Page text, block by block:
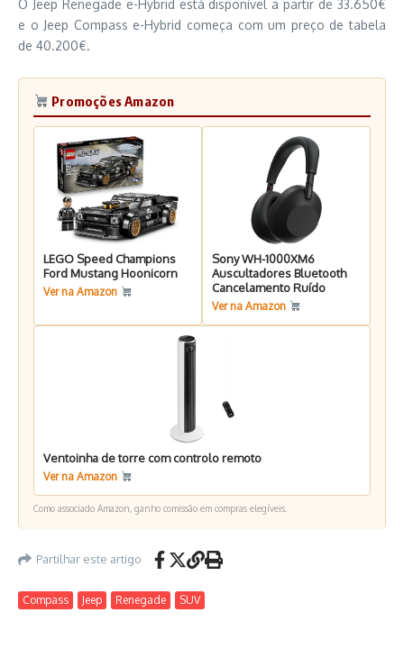
O Jeep Renegade e-Hybrid está disponível a partir de 33.650€
e o Jeep Compass e-Hybrid começa com um preço de tabela
de 40.200€.
Promoções Amazon
LEGO Speed Champions
Ford Mustang Hoonicorn
Ver na Amazon
Sony WH-1000XM6
Auscultadores Bluetooth
Cancelamento Ruído
Ver na Amazon
Ventoinha de torre com controlo remoto
Ver na Amazon
Como associado Amazon, ganho comissão em compras elegíveis.
Partilhar este artigo
Compass Jeep Renegade SUV